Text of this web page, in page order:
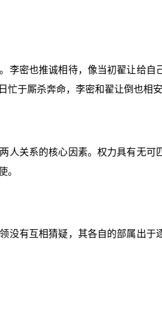
密也推诚相待，像当初翟让给自
于厮杀奔命，李密和翟让倒也相安
关系的核心因素。权力具有无可
。
没有互相猜疑，其各自的部属出于